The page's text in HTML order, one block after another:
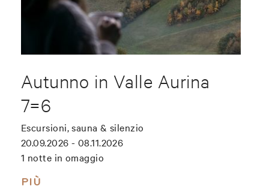
Autunno in Valle Aurina
7=6
Escursioni, sauna & silenzio
20.09.2026 - 08.11.2026
1 notte in omaggio
PIÙ